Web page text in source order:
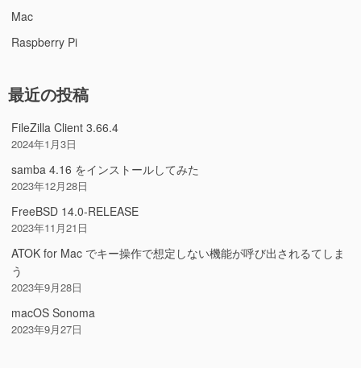
Mac
Raspberry Pi
最近の投稿
FileZilla Client 3.66.4
2024年1月3日
samba 4.16 をインストールしてみた
2023年12月28日
FreeBSD 14.0-RELEASE
2023年11月21日
ATOK for Mac でキー操作で想定しない機能が呼び出されるてしま
う
2023年9月28日
macOS Sonoma
2023年9月27日